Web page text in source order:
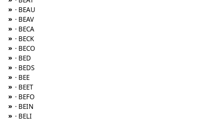
» · BEAU
» · BEAV
» · BECA
» · BECK
» · BECO
» · BED
» · BEDS
» · BEE
» · BEET
» · BEFO
» · BEIN
» · BELI